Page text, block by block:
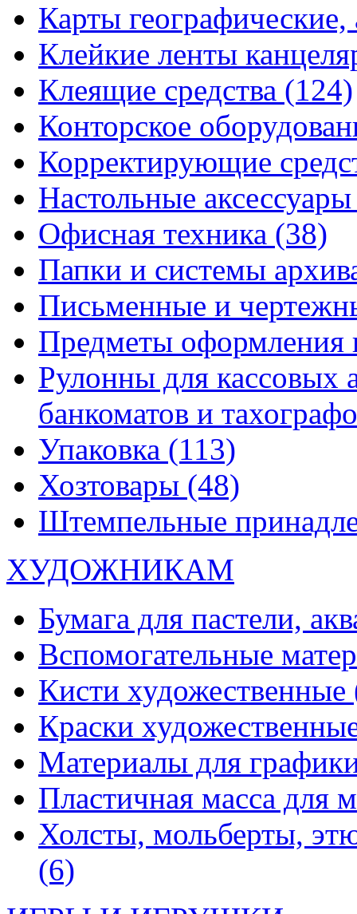
Карты
Клейкие ленты
Клеящие средства (124)
Конторское
Корректирующие
Настольные
Офисная техника (38)
Папки и системы
Письменные и
Предметы оформления
Рулонны для кассовых
банкоматов и
Упаковка (113)
Хозтовары (48)
Штемпельные
ХУДОЖНИКАМ
Бумага для пастели,
Вспомогательные
Кисти художественные
Краски
Материалы для
Пластичная масса для
Холсты, мольберты,
(6)